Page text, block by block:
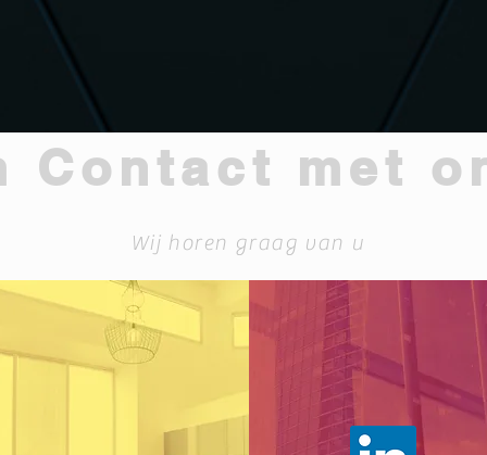
Contact met
Wij horen graag van u